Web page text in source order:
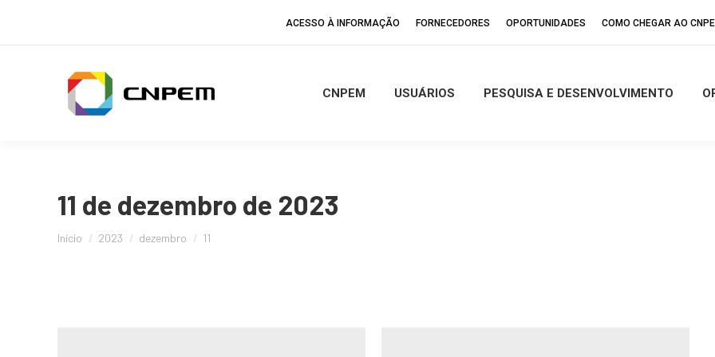
ACESSO À INFORMAÇÃO FORNECEDORES OPORTUNIDADES COMO CHEGAR AO
CNPEM USUÁRIOS PESQUISA E DESENVOLVIMENTO
11 de dezembro de 2023
Início 2023 dezembro 11